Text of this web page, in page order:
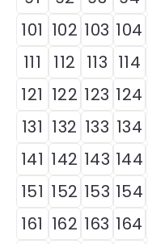
101 102 103 104
111
112 113 114
121 122 123 124
131 132 133 134
141 142 143 144
151 152 153 154
161 162 163 164